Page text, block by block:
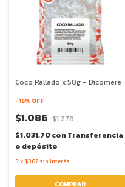
Coco Rallado x 50g - Dicomere
-15% OFF
$1.086 $1.278
$1.031,70conTransferencia
o depósito
3 x $362 sin interés